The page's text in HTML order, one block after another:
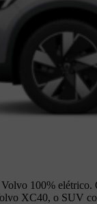
100% elétrico.
XC40, o SUV